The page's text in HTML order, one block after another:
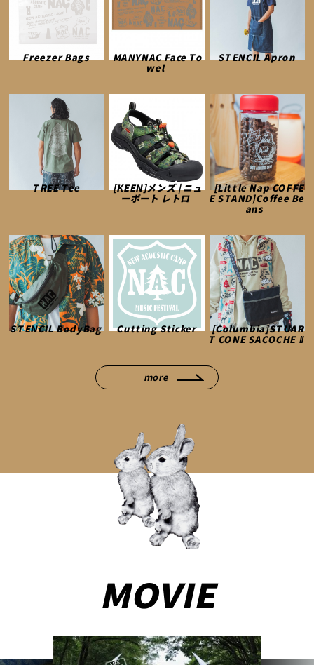
Freezer Bags MANYNAC Face To
wel
STENCIL Apron
TREE Tee [KEEN]メンズ | ニュ
ーポート レトロ
[Little Nap COFFE
E STAND]Coffee Be
ans
STENCIL BodyBag Cutting Sticker [Columbia]STUAR
T CONE SACOCHE Ⅱ
more
MOVIE